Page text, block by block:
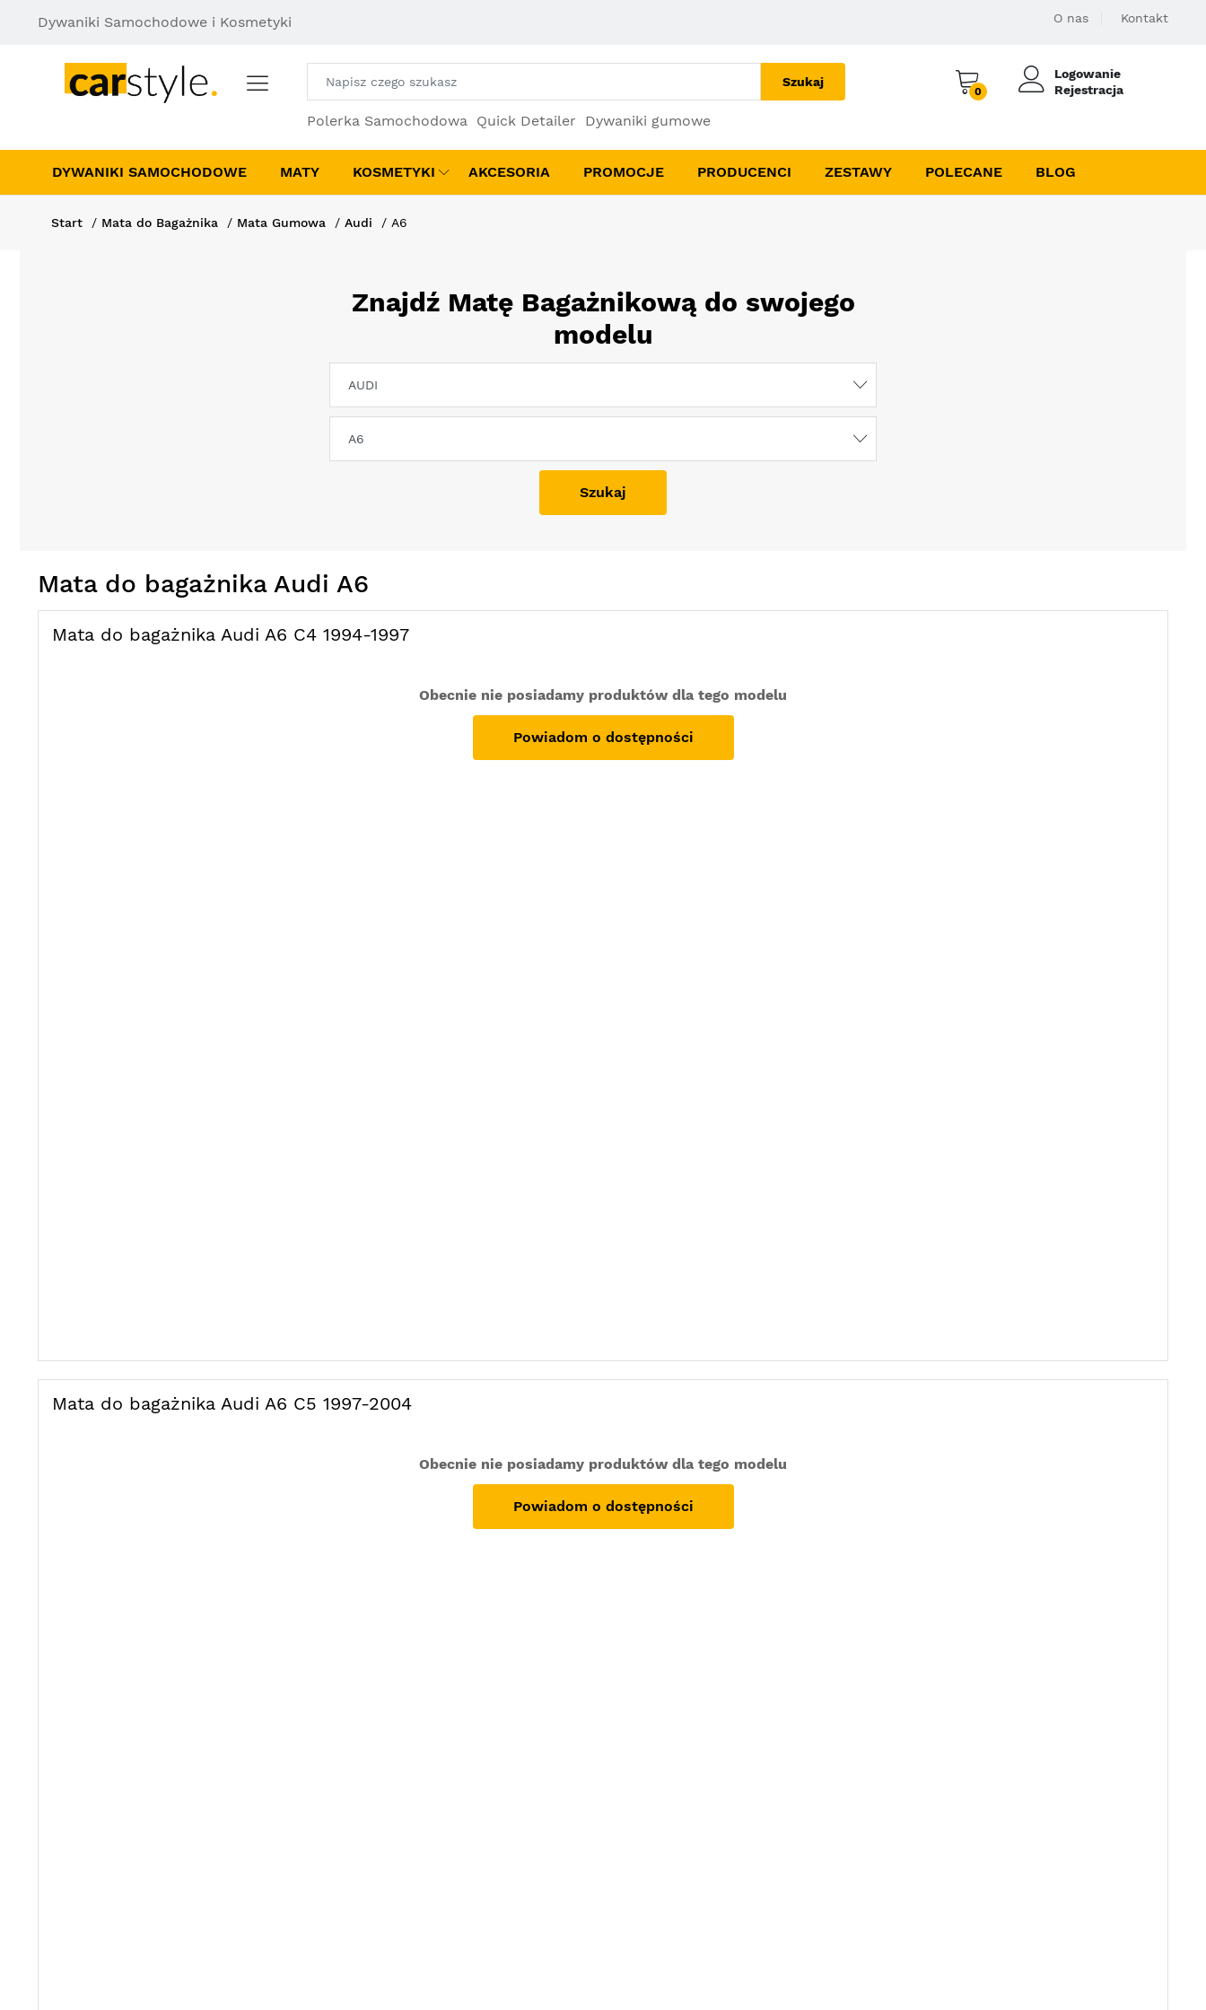
Dywaniki Samochodowe i Kosmetyki O nas Kontakt
Szukaj
Polerka Samochodowa Quick Detailer Dywaniki gumowe
0
Logowanie
Rejestracja
DYWANIKI SAMOCHODOWE MATY KOSMETYKI AKCESORIA PROMOCJE PRODUCENCI ZESTAWY POLECANE BLOG
Start Mata do Bagażnika Mata Gumowa Audi A6
Znajdź Matę Bagażnikową do swojego
modelu
Szukaj
Mata do bagażnika Audi A6
Mata do bagażnika Audi A6 C4 1994-1997
Obecnie nie posiadamy produktów dla tego modelu
Powiadom o dostępności
Mata do bagażnika Audi A6 C5 1997-2004
Obecnie nie posiadamy produktów dla tego modelu
Powiadom o dostępności